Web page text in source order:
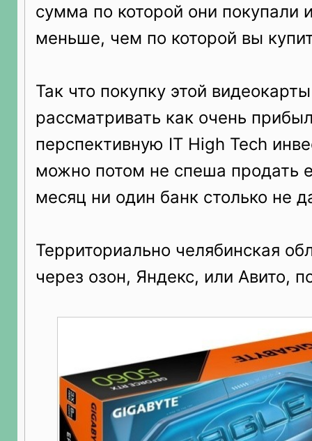
сумма по которой они покупали
меньше, чем по которой вы
Так что покупку этой
рассматривать как очень
перспективную IT High Tech
можно потом не спеша продать
месяц ни один банк столько не
Территориально челябинская
через озон, Яндекс, или Авито,